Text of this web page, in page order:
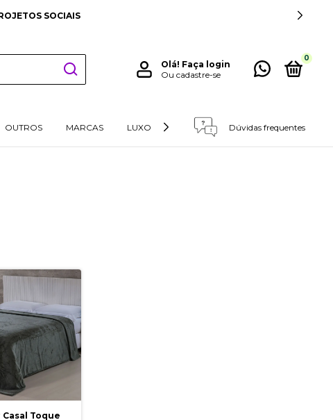
SOCIAIS
Olá! Faça login
Ou cadastre-se
0
OUTROS MARCAS LUXO RETIRADAS E DEVOLUÇÕES
Dúvidas frequentes
Toque